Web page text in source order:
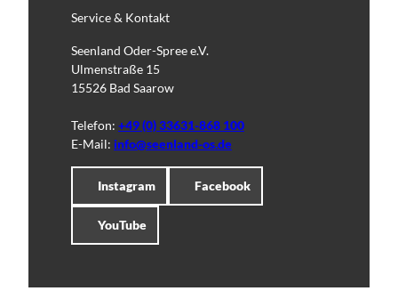
Service & Kontakt
Seenland Oder-Spree e.V.
Ulmenstraße 15
15526 Bad Saarow
Telefon: +49 (0) 33631-868 100
E-Mail: info@seenland-os.de
Instagram Facebook
YouTube